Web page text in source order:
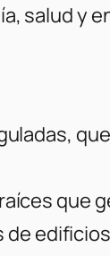
salud y
,
que